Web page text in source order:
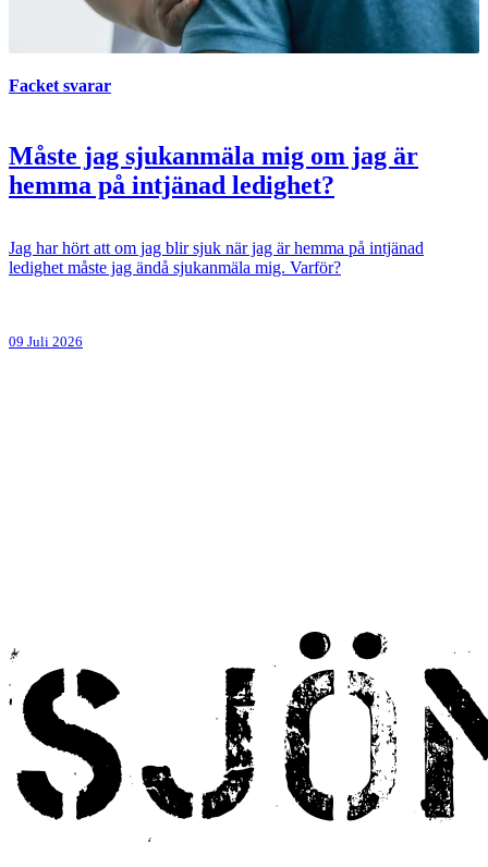
Facket svarar
Måste jag sjukanmäla mig om jag är
hemma på intjänad ledighet?
Jag har hört att om jag blir sjuk när jag är hemma på intjänad
ledighet måste jag ändå sjukanmäla mig. Varför?
09 Juli 2026